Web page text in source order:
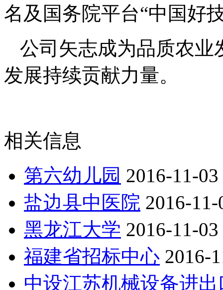
名及国务院平台“中国好
公司矢志成为品质农业
发展持续贡献力量。
相关信息
第六幼儿园 2016-11-03
盐边县中医院 2016-11-
黑龙江大学 2016-11-03
福建省招标中心 2016-
中设江苏机械设备进